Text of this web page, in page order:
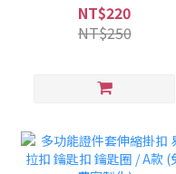
NT$220
NT$250